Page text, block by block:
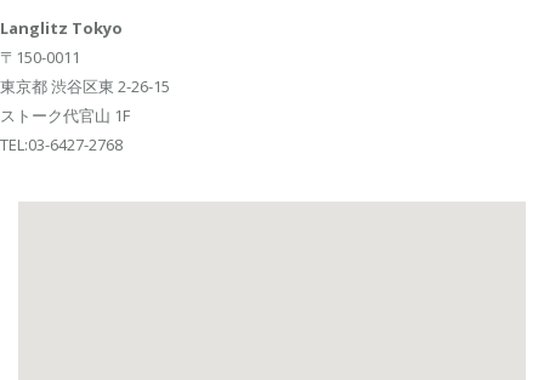
Langlitz Tokyo
〒150-0011
東京都 渋谷区東 2-26-15
ストーク代官山 1F
TEL:03-6427-2768